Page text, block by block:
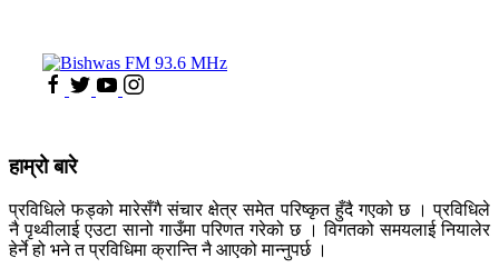
हाम्रो बारे
प्रविधिले फड्को मारेसँगै संचार क्षेत्र समेत परिष्कृत हुँदै गएको छ । प्रविधिले
नै पृथ्वीलाई एउटा सानो गाउँमा परिणत गरेको छ । विगतको समयलाई नियालेर
हेर्ने हो भने त प्रविधिमा क्रान्ति नै आएको मान्नुपर्छ ।